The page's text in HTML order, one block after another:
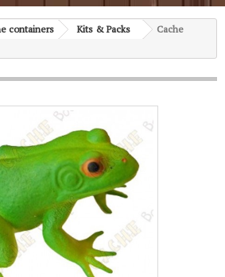
containers Kits & Packs
Cache